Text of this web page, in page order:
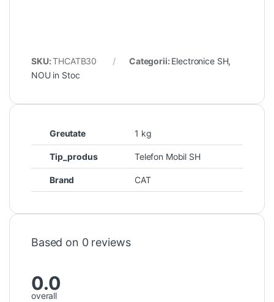
SKU:THCATB30 Categorii: Electronice SH,
NOU in Stoc
Greutate 1 kg
Tip_produs Telefon Mobil SH
Brand CAT
Based on 0 reviews
0.0
overall